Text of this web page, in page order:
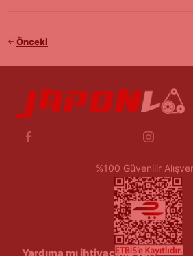
Önceki
%100 Güvenilir
Yardıma mı ihtiyacınız var?